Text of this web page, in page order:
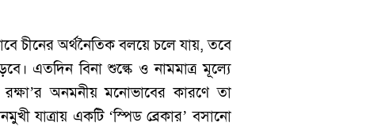
চীনের অর্থনৈতিক বলয়ে চলে যায়, তবে
এতদিন বিনা শুল্কে ও নামমাত্র মূল্যে
অনমনীয় মনোভাবের কারণে তা
যাত্রায় একটি ‘স্পিড ব্রেকার’ বসানো